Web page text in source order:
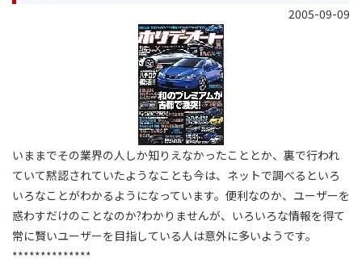
2005-09-09
いままでその業界の人しか知りえなかったこととか、裏で行われ
ていて黙認されていたようなことも今は、ネットで調べるといろ
いろなことがわかるようになっています。便利なのか、ユーザーを
惑わすだけのことなのか?わかりませんが、いろいろな情報を得て
常に賢いユーザーを目指している人は意外に多いようです。
**************